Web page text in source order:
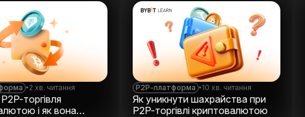
•2 хв. читання
торгівля
і як вона
P2P-платформа •10 хв. читання
Як уникнути шахрайства при
P2P-торгівлі криптовалютою